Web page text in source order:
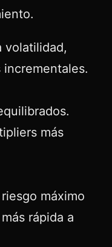
volatilidad,
incrementales.
más
máximo
rápida a